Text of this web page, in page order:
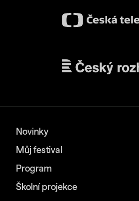
Novinky
Můj festival
Program
Školní projekce